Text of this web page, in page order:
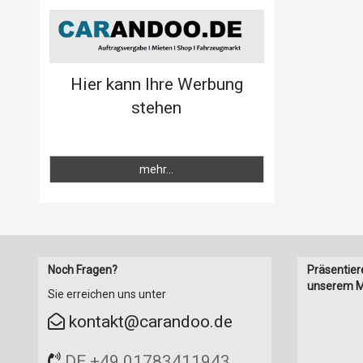
Spritzgussmaschinen
Stahlbau
Strahlmaschinen
Teilereinigungsanlagen
Hier kann Ihre Werbung
stehen
mehr...
Noch Fragen?
Sie erreichen uns unter
kontakt@carandoo.de
unserem